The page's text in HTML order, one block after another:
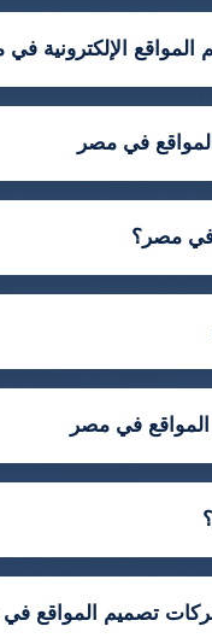
الإلكترونية في
في مصر
في مصر؟
في مصر
تصميم المواقع